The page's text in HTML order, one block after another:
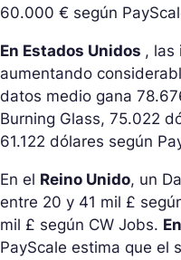
60.000 € según
En Estados Unidos , las
aumentando
datos medio gana
Burning Glass, 75.022
61.122 dólares según
En el Reino Unido, un
entre 20 y 41 mil £
mil £ según CW Jobs.
PayScale estima que el